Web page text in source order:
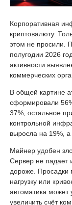
Корпоративная
криптовалюту.
этом не просили.
полугодии 2026
активности
коммерческих
В общей картине
сформировали
37%, остальное
контрольной
выросла на 19%,
Майнер удобен
Сервер не падает
дороже. Просадки
нагрузку или
автоматика
увеличить счёт